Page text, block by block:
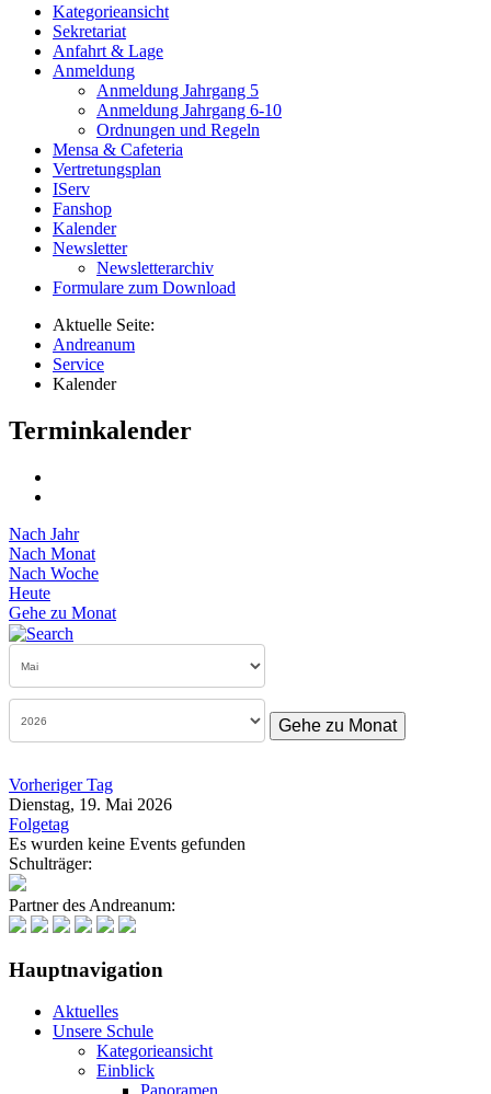
Kategorieansicht
Sekretariat
Anfahrt & Lage
Anmeldung
Anmeldung Jahrgang 5
Anmeldung Jahrgang 6-10
Ordnungen und Regeln
Mensa & Cafeteria
Vertretungsplan
IServ
Fanshop
Kalender
Newsletter
Newsletterarchiv
Formulare zum Download
Aktuelle Seite:
Andreanum
Service
Kalender
Terminkalender
Nach Jahr
Nach Monat
Nach Woche
Heute
Gehe zu Monat
Gehe zu Monat
Vorheriger Tag
Dienstag, 19. Mai 2026
Folgetag
Es wurden keine Events gefunden
Schulträger:
Partner des Andreanum:
Hauptnavigation
Aktuelles
Unsere Schule
Kategorieansicht
Einblick